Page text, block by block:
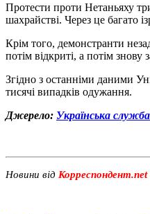
Протести проти Нетаньяху
шахрайстві. Через це багато
Крім того, демонстранти
потім відкриті, а потім знову
Згідно з останніми даними
тисячі випадків одужання.
Джерело: Українська
Новини від Корреспондент.net